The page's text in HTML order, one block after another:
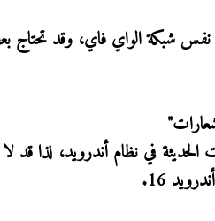
الحديثة في نظام أندرويد، لذا